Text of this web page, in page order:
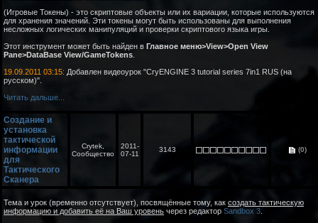
(Игровые Токены) - это скриптовые объекты или их вариации, которые используются
для хранения значений. Эти токены могут быть использованы для выполнения
несложных логических манипуляций и проверки скриптового языка игры.
Этот инструмент может быть найден в Главное меню>View>Open View
Pane>DataBase View/GameTokens
19.09.2011 03:15: Добавлен видеоурок "CryENGINE 3 tutorial series 7in1 RUS (на
русском)".
Читать дальше...
Создание и
установка
тактической
информации
для
Тактического
Сканера
Crytek,
Сообщество
2011-
07-11
3143 (0)
Тема и урок (временно отсутствует), посвящённые тому, как создать тактическую
информацию и добавить её на Ваш уровень через редактор Sandbox 3